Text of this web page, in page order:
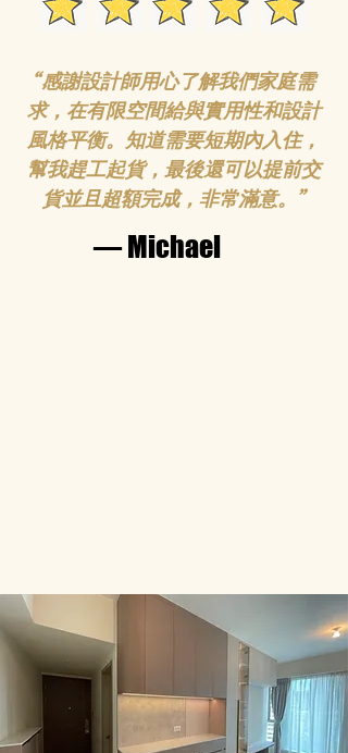
居屋 I 安楹苑
“感謝設計師用心了解我們家庭需
求，在有限空間給與實用性和設計
風格平衡。知道需要短期內入住，
幫我趕工起貨，最後還可以提前交
貨並且超額完成，非常滿意。”
— Michael